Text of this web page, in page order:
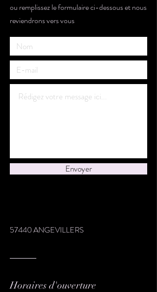
ou remplissez le formulaire ci-dessous et nous
reviendrons vers vous
Envoyer
57440 ANGEVILLERS
Horaires d'ouverture